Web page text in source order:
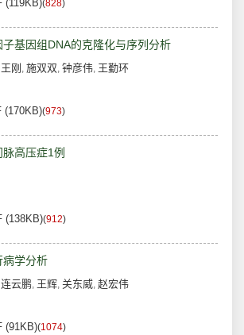
(119KB)(828)
基因组DNA的克隆化与序列分析
王刚 , 施双双, 钟彦伟, 王勤环
(170KB)(973)
高压症1例
(138KB)(912)
病学分析
连云鹏, 王辉, 关东威, 赵宏伟
(91KB)(1074)